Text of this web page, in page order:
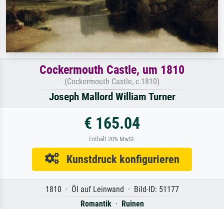
Cockermouth Castle, um 1810
(Cockermouth Castle, c.1810)
Joseph Mallord William Turner
€ 165.04
Enthält 20% MwSt.
Kunstdruck konfigurieren
1810 · Öl auf Leinwand · Bild-ID: 51177
Romantik· Ruinen